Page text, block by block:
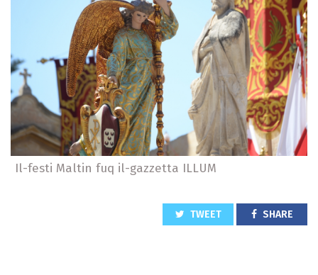
Il-festi Maltin fuq il-gazzetta ILLUM
TWEET SHARE